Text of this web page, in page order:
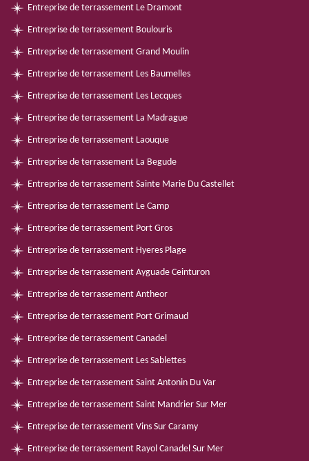
Entreprise de terrassement Le Dramont
Entreprise de terrassement Boulouris
Entreprise de terrassement Grand Moulin
Entreprise de terrassement Les Baumelles
Entreprise de terrassement Les Lecques
Entreprise de terrassement La Madrague
Entreprise de terrassement Laouque
Entreprise de terrassement La Begude
Entreprise de terrassement Sainte Marie Du Castellet
Entreprise de terrassement Le Camp
Entreprise de terrassement Port Gros
Entreprise de terrassement Hyeres Plage
Entreprise de terrassement Ayguade Ceinturon
Entreprise de terrassement Antheor
Entreprise de terrassement Port Grimaud
Entreprise de terrassement Canadel
Entreprise de terrassement Les Sablettes
Entreprise de terrassement Saint Antonin Du Var
Entreprise de terrassement Saint Mandrier Sur Mer
Entreprise de terrassement Vins Sur Caramy
Entreprise de terrassement Rayol Canadel Sur Mer